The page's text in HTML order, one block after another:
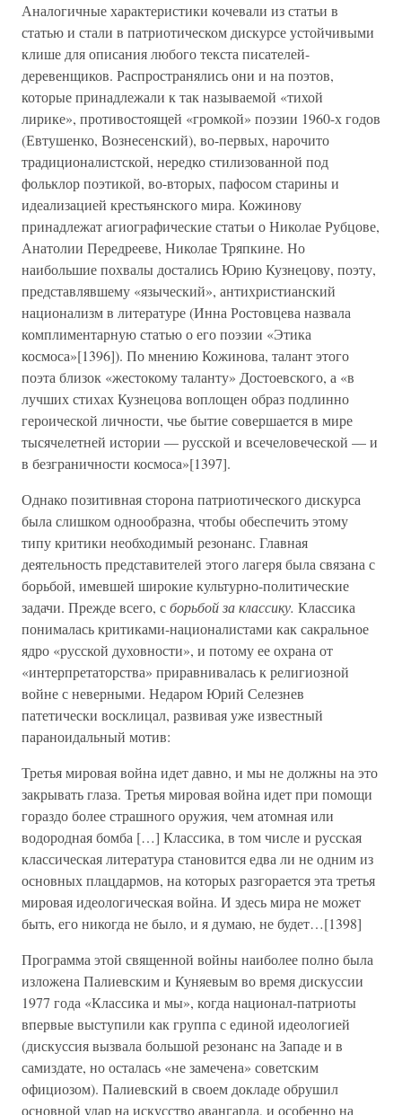
Аналогичные характеристики кочевали из статьи в
статью и стали в патриотическом дискурсе устойчивыми
клише для описания любого текста писателей-
деревенщиков. Распространялись они и на поэтов,
которые принадлежали к так называемой «тихой
лирике», противостоящей «громкой» поэзии 1960-х годов
(Евтушенко, Вознесенский), во-первых, нарочито
традиционалистской, нередко стилизованной под
фольклор поэтикой, во-вторых, пафосом старины и
идеализацией крестьянского мира. Кожинову
принадлежат агиографические статьи о Николае Рубцове,
Анатолии Передрееве, Николае Тряпкине. Но
наибольшие похвалы достались Юрию Кузнецову, поэту,
представлявшему «языческий», антихристианский
национализм в литературе (Инна Ростовцева назвала
комплиментарную статью о его поэзии «Этика
космоса»[1396]). По мнению Кожинова, талант этого
поэта близок «жестокому таланту» Достоевского, а «в
лучших стихах Кузнецова воплощен образ подлинно
героической личности, чье бытие совершается в мире
тысячелетней истории — русской и всечеловеческой — и
в безграничности космоса»[1397].
Однако позитивная сторона патриотического дискурса
была слишком однообразна, чтобы обеспечить этому
типу критики необходимый резонанс. Главная
деятельность представителей этого лагеря была связана с
борьбой, имевшей широкие культурно-политические
задачи. Прежде всего, сборьбой за классику. Классика
понималась критиками-националистами как сакральное
ядро «русской духовности», и потому ее охрана от
«интерпретаторства» приравнивалась к религиозной
войне с неверными. Недаром Юрий Селезнев
патетически восклицал, развивая уже известный
параноидальный мотив:
Третья мировая война идет давно, и мы не должны на это
закрывать глаза. Третья мировая война идет при помощи
гораздо более страшного оружия, чем атомная или
водородная бомба […] Классика, в том числе и русская
классическая литература становится едва ли не одним из
основных плацдармов, на которых разгорается эта третья
мировая идеологическая война. И здесь мира не может
быть, его никогда не было, и я думаю, не будет…[1398]
Программа этой священной войны наиболее полно была
изложена Палиевским и Куняевым во время дискуссии
1977 года «Классика и мы», когда национал-патриоты
впервые выступили как группа с единой идеологией
(дискуссия вызвала большой резонанс на Западе и в
самиздате, но осталась «не замечена» советским
официозом). Палиевский в своем докладе обрушил
основной удар на искусство авангарда, и особенно на